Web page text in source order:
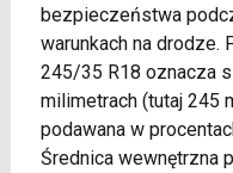
bezpieczeństwa
warunkach na drodze.
245/35 R18 oznacza
milimetrach (tutaj 245
podawana w
Średnica wewnętrzna